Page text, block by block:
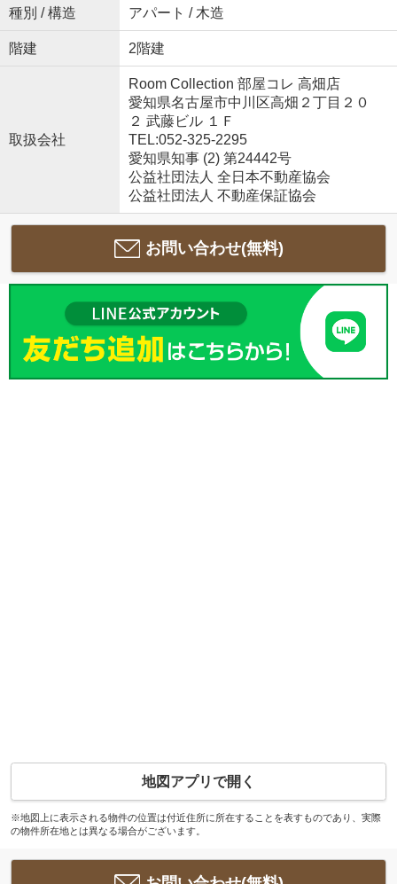
種別 / 構造 アパート / 木造
階建 2階建
取扱会社
Room Collection 部屋コレ 高畑店
愛知県名古屋市中川区高畑２丁目２０
２ 武藤ビル １Ｆ
TEL:052-325-2295
愛知県知事 (2) 第24442号
公益社団法人 全日本不動産協会
公益社団法人 不動産保証協会
お問い合わせ(無料)
地図アプリで開く
※地図上に表示される物件の位置は付近住所に所在することを表すものであり、実際
の物件所在地とは異なる場合がございます。